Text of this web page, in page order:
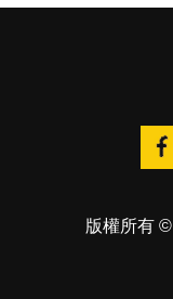
版權所有